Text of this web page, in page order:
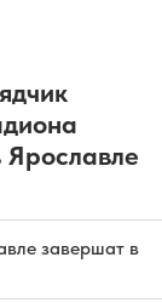
Ярославле
завершат в